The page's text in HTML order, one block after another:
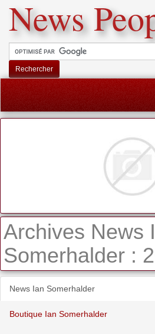
News
Rechercher
Archives News
Somerhalder :
News Ian Somerhalder
Boutique Ian Somerhalder